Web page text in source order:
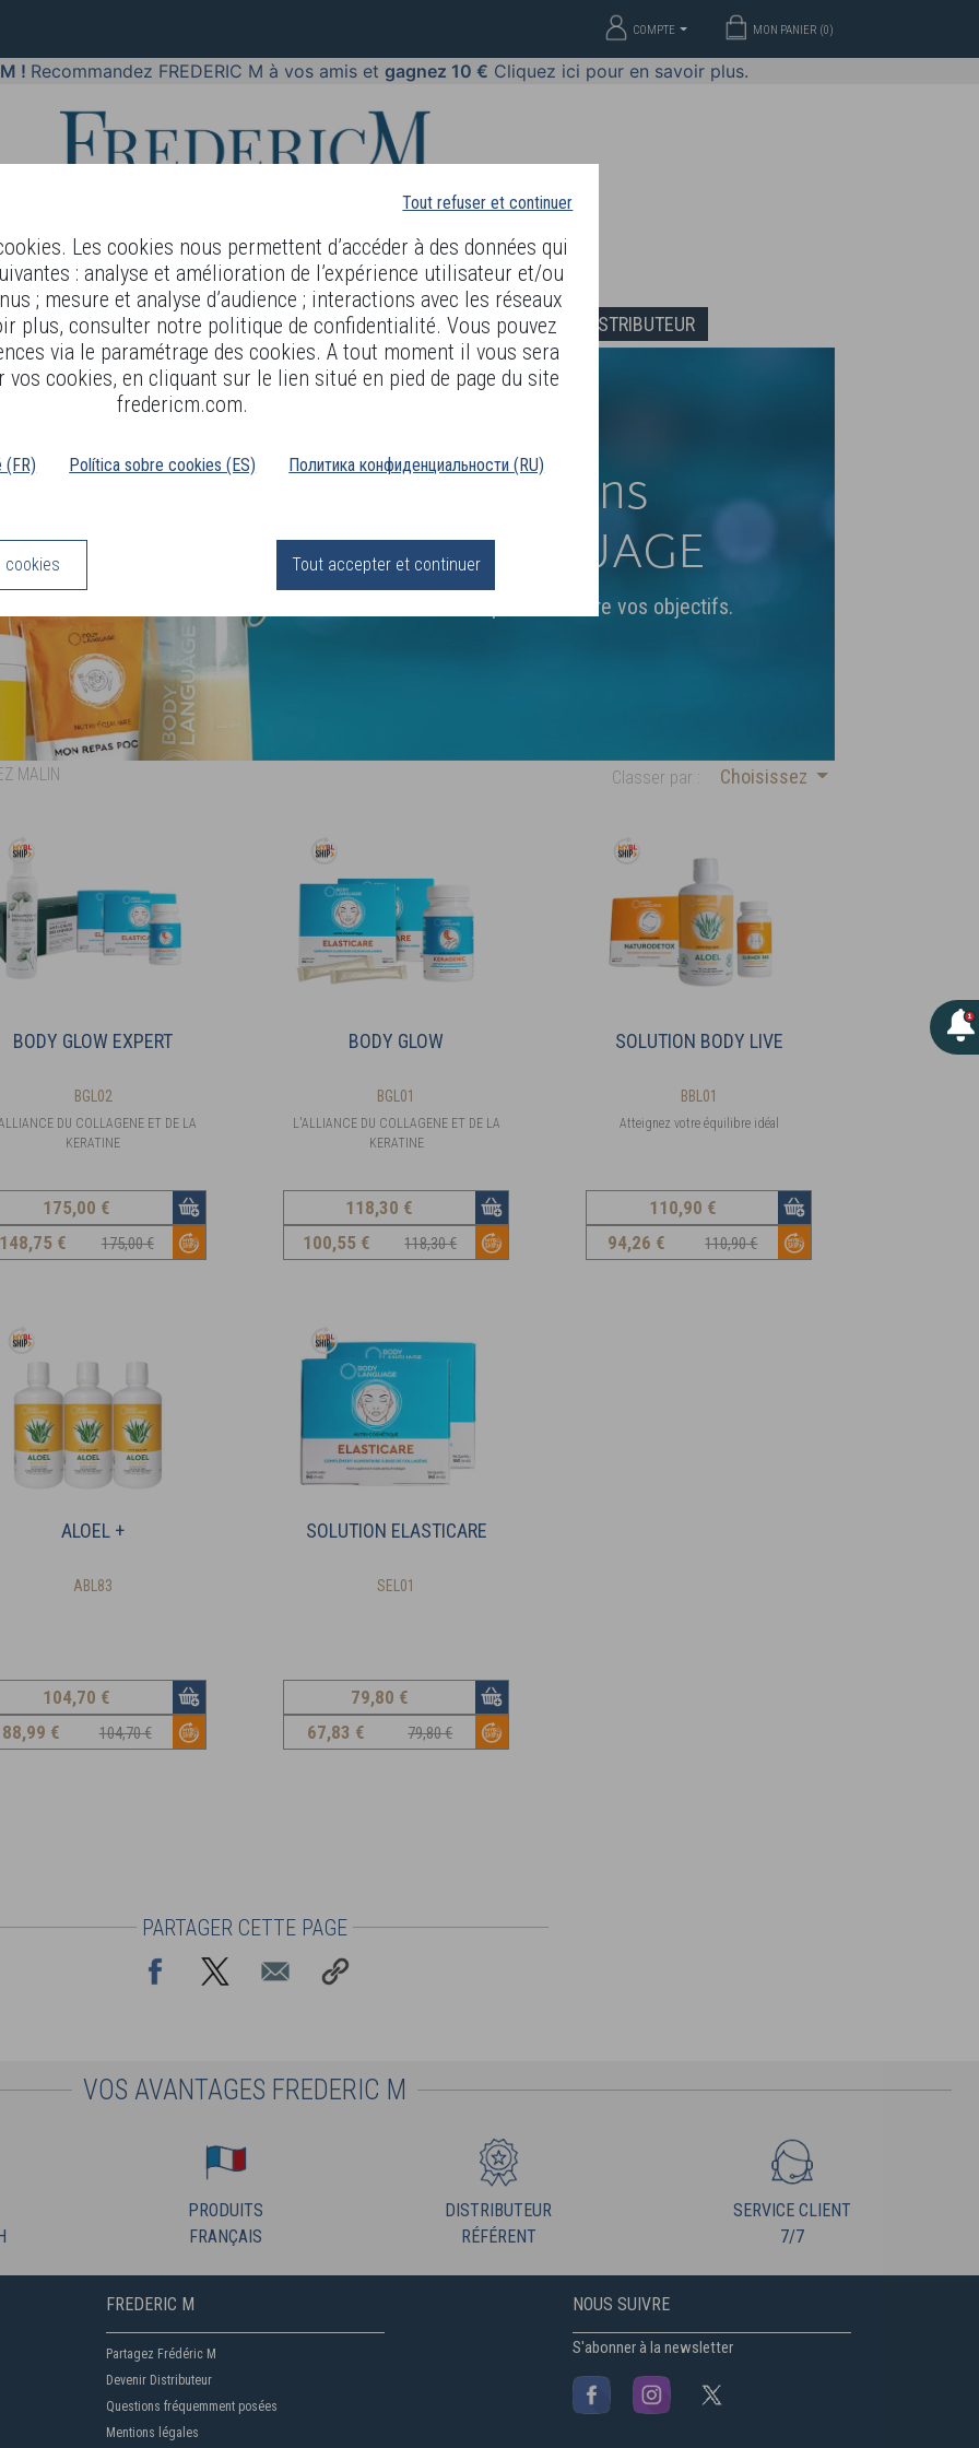
Tout refuser et continuer
Les cookies nous permettent d’accéder à des données qui
: analyse et amélioration de l’expérience utilisateur et/ou
; mesure et analyse d’audience ; interactions avec les réseaux
plus, consulter notre politique de confidentialité. Vous pouvez
via le paramétrage des cookies. A tout moment il vous sera
vos cookies, en cliquant sur le lien situé en pied de page du site
fredericm.com.
(FR) Política sobre cookies (ES) Политика конфиденциальности (RU)
cookies Tout accepter et continuer
MON PANIER (0)
COMPTE
! Recommandez FREDERIC M à vos amis et gagnez 10 € Cliquez ici pour en savoir plus.
PARFUMS BODY LANGUAGE BLOG DIAGNOSTIC PEAU DEVENIR DISTRIBUTEUR
Les solutions
BODY LANGUAGE
Des solutions Bien-Être pour atteindre vos objectifs.
MALIN Classer par : Choisissez
BODY GLOW EXPERT
BGL02
DU COLLAGENE ET DE LA
KERATINE
175,00 €
148,75 € 175,00 €
BODY GLOW
BGL01
L'ALLIANCE DU COLLAGENE ET DE LA
KERATINE
118,30 €
100,55 € 118,30 €
SOLUTION BODY LIVE
BBL01
Atteignez votre équilibre idéal
110,90 €
94,26 € 110,90 €
ALOEL +
ABL83
104,70 €
88,99 € 104,70 €
SOLUTION ELASTICARE
SEL01
79,80 €
67,83 € 79,80 €
PARTAGER CETTE PAGE
VOS AVANTAGES FREDERIC M
PRODUITS
FRANÇAIS
DISTRIBUTEUR
RÉFÉRENT
SERVICE CLIENT
7/7
FREDERIC M
Partagez Frédéric M
Devenir Distributeur
Questions fréquemment posées
Mentions légales
NOUS SUIVRE
S'abonner à la newsletter